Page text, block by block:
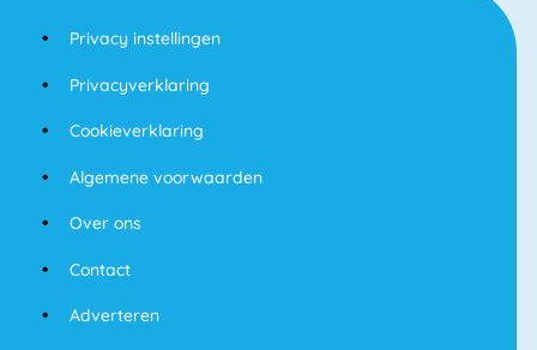
Privacy instellingen
Privacyverklaring
Cookieverklaring
Algemene voorwaarden
Over ons
Contact
Adverteren